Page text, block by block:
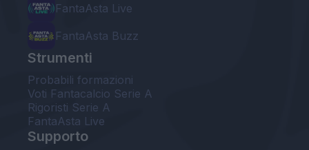
FantaAsta Live
FantaAsta Buzz
Strumenti
Probabili formazioni
Voti Fantacalcio Serie A
Rigoristi Serie A
FantaAsta Live
Supporto